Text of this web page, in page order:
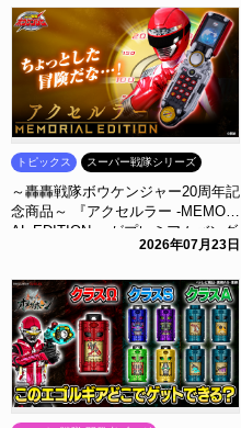
トピックス スーパー戦隊シリーズ
～轟轟戦隊ボウケンジャー20周年記
念商品～ 『アクセルラー -MEMORI
AL EDITION-』がプレミアムバンダ
2026年07月23日